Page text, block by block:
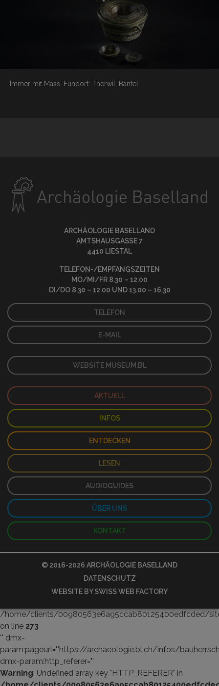
Immer mit Mass. Fundort: Therwil, Bantel
ARCHÄOLOGIE BASELLAND
AMTSHAUSGASSE 7
4410 LIESTAL
TELEFON-/EMPFANGSZEITEN
MO/MI/FR 8.30 – 12.00
DI/DO 8.30 – 12.00 UND 13.00 – 16.30
TELEFON
E-MAIL
WEBSITE MUSEUM.BL
AKTUELL
INFOS
ENTDECKEN
LESEN
AUDIOGUIDES
ÜBER UNS
KONTAKT
© 2016-2026 ARCHÄOLOGIE BASELLAND
DATENSCHUTZ
WEBSITE BYSWISS WEB FACTORY
/home/clients/00980563e6a95ccab80125400edfcded/
on line 273
'" dmx-
param:pageurl="'https://archaeologie.bl.ch/infos/
dmx-param:http_referer="'
Warning: Undefined array key "HTTP_REFERER" in